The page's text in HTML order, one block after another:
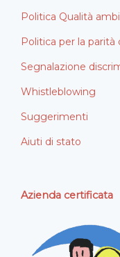
Politica Qualità
Politica per la parità
Segnalazione
Whistleblowing
Suggerimenti
Aiuti di stato
Azienda certificata